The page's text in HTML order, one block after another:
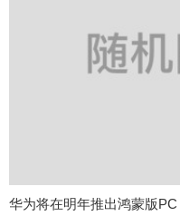
华为将在明年推出鸿蒙版PC